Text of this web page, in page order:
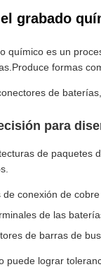
grabado
químico es un
formas
de
para
de paquetes
de conexión de
de las
de barras de
puede lograr